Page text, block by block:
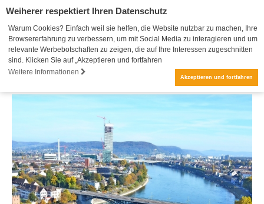
Weiherer respektiert Ihren Datenschutz
Warum Cookies? Einfach weil sie helfen, die Website nutzbar zu machen, Ihre
Browsererfahrung zu verbessern, um mit Social Media zu interagieren und um
relevante Werbebotschaften zu zeigen, die auf Ihre Interessen zugeschnitten
sind. Klicken Sie auf „Akzeptieren und fortfahren
Weitere Informationen
Akzeptieren und fortfahren